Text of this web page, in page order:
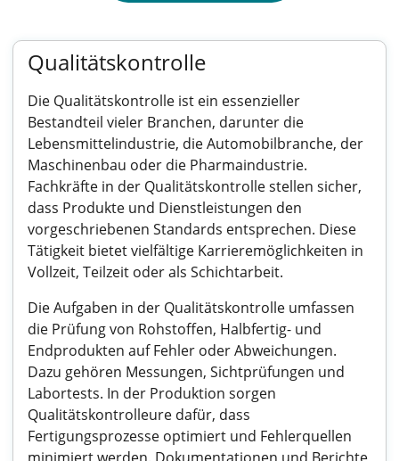
Qualitätskontrolle
Die Qualitätskontrolle ist ein essenzieller
Bestandteil vieler Branchen, darunter die
Lebensmittelindustrie, die Automobilbranche, der
Maschinenbau oder die Pharmaindustrie.
Fachkräfte in der Qualitätskontrolle stellen sicher,
dass Produkte und Dienstleistungen den
vorgeschriebenen Standards entsprechen. Diese
Tätigkeit bietet vielfältige Karrieremöglichkeiten in
Vollzeit, Teilzeit oder als Schichtarbeit.
Die Aufgaben in der Qualitätskontrolle umfassen
die Prüfung von Rohstoffen, Halbfertig- und
Endprodukten auf Fehler oder Abweichungen.
Dazu gehören Messungen, Sichtprüfungen und
Labortests. In der Produktion sorgen
Qualitätskontrolleure dafür, dass
Fertigungsprozesse optimiert und Fehlerquellen